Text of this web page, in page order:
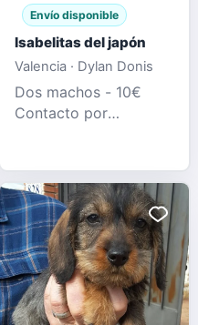
Envío disponible
Isabelitas del japón
Valencia · Dylan Donis
Dos machos - 10€
Contacto por